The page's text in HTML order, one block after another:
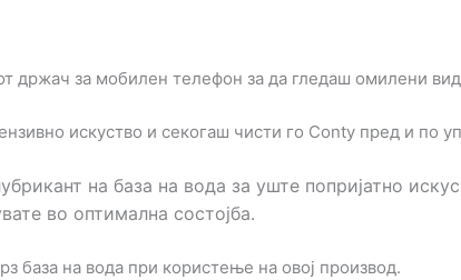
држач за мобилен телефон за да гледаш омилени
искуство и секогаш чисти го Conty пред и по
на база на вода за уште попријатно
во оптимална состојба.
база на вода при користење на овој производ.